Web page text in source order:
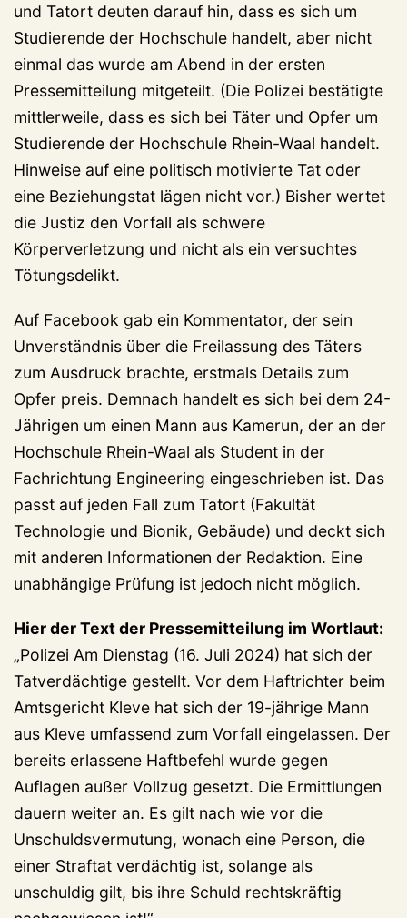
und Tatort deuten darauf hin, dass es sich um
Studierende der Hochschule handelt, aber nicht
einmal das wurde am Abend in der ersten
Pressemitteilung mitgeteilt. (Die Polizei bestätigte
mittlerweile, dass es sich bei Täter und Opfer um
Studierende der Hochschule Rhein-Waal handelt.
Hinweise auf eine politisch motivierte Tat oder
eine Beziehungstat lägen nicht vor.) Bisher wertet
die Justiz den Vorfall als schwere
Körperverletzung und nicht als ein versuchtes
Tötungsdelikt.
Auf Facebook gab ein Kommentator, der sein
Unverständnis über die Freilassung des Täters
zum Ausdruck brachte, erstmals Details zum
Opfer preis. Demnach handelt es sich bei dem 24-
Jährigen um einen Mann aus Kamerun, der an der
Hochschule Rhein-Waal als Student in der
Fachrichtung Engineering eingeschrieben ist. Das
passt auf jeden Fall zum Tatort (Fakultät
Technologie und Bionik, Gebäude) und deckt sich
mit anderen Informationen der Redaktion. Eine
unabhängige Prüfung ist jedoch nicht möglich.
Hier der Text der Pressemitteilung im Wortlaut:
„Polizei Am Dienstag (16. Juli 2024) hat sich der
Tatverdächtige gestellt. Vor dem Haftrichter beim
Amtsgericht Kleve hat sich der 19-jährige Mann
aus Kleve umfassend zum Vorfall eingelassen. Der
bereits erlassene Haftbefehl wurde gegen
Auflagen außer Vollzug gesetzt. Die Ermittlungen
dauern weiter an. Es gilt nach wie vor die
Unschuldsvermutung, wonach eine Person, die
einer Straftat verdächtig ist, solange als
unschuldig gilt, bis ihre Schuld rechtskräftig